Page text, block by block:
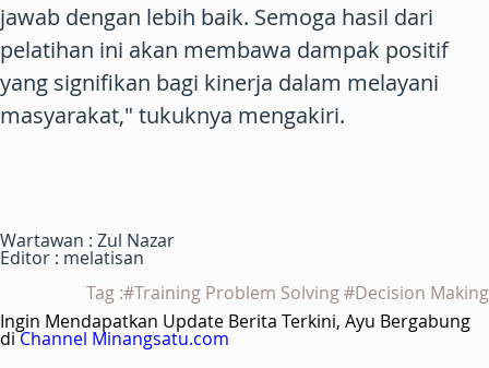
jawab dengan lebih baik. Semoga hasil dari
pelatihan ini akan membawa dampak positif
yang signifikan bagi kinerja dalam melayani
masyarakat," tukuknya mengakiri.
Wartawan : Zul Nazar
Editor : melatisan
Tag :#Training Problem Solving #Decision Making
Ingin Mendapatkan Update Berita Terkini, Ayu Bergabung
diChannel Minangsatu.com